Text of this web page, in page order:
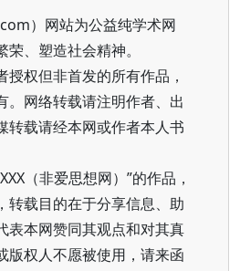
）网站为公益纯学术网
、塑造社会精神。
授权但非首发的所有作品，
。网络转载请注明作者、出
转载请经本网或作者本人书
（非爱思想网）”的作品，
转载目的在于分享信息、助
表本网赞同其观点和对其真
版权人不愿被使用，请来函